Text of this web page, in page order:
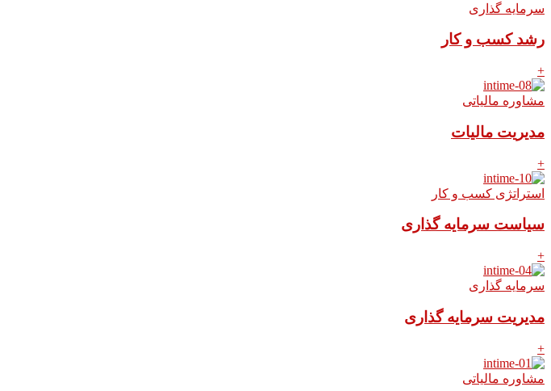
سرمایه گذاری
رشد کسب و کار
+
مشاوره مالیاتی
مدیریت مالیات
+
استراتژی کسب و کار
سیاست سرمایه گذاری
+
سرمایه گذاری
مدیریت سرمایه گذاری
+
مشاوره مالیاتی